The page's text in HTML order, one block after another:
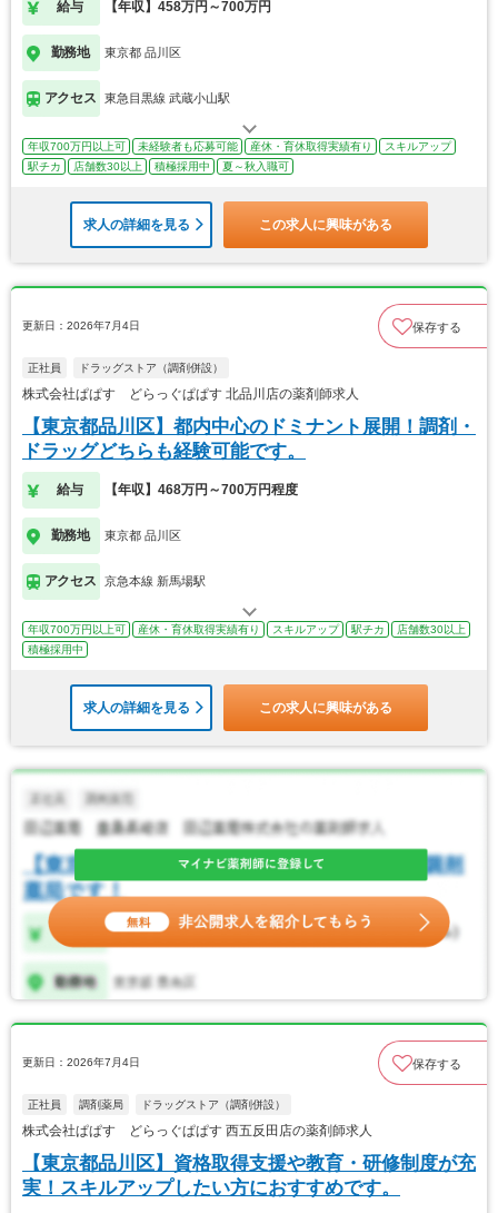
給与 【年収】458万円～700万円
勤務地 東京都 品川区
アクセス 東急目黒線 武蔵小山駅
年収700万円以上可 未経験者も応募可能 産休・育休取得実績有り
スキルアップ
駅チカ
店舗数30以上 積極採用中 夏～秋入職可
求人の詳細を見る この求人に興味がある
更新日：2026年7月4日 保存する
正社員 ドラッグストア（調剤併設）
株式会社ぱぱす どらっぐぱぱす 北品川店の薬剤師求人
【東京都品川区】都内中心のドミナント展開！調剤・
ドラッグどちらも経験可能です。
給与 【年収】468万円～700万円程度
勤務地 東京都 品川区
アクセス 京急本線 新馬場駅
年収700万円以上可 産休・育休取得実績有り スキルアップ 駅チカ
店舗数30以上
積極採用中
求人の詳細を見る この求人に興味がある
更新日：2026年7月4日 保存する
正社員 調剤薬局 ドラッグストア（調剤併設）
株式会社ぱぱす どらっぐぱぱす 西五反田店の薬剤師求人
【東京都品川区】資格取得支援や教育・研修制度が充
実！スキルアップしたい方におすすめです。